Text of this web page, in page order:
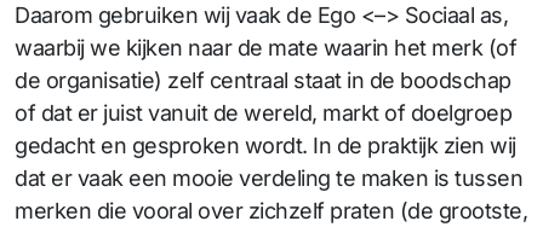
Daarom gebruiken wij vaak de Ego <–> Sociaal as,
waarbij we kijken naar de mate waarin het merk (of
de organisatie) zelf centraal staat in de boodschap
of dat er juist vanuit de wereld, markt of doelgroep
gedacht en gesproken wordt. In de praktijk zien wij
dat er vaak een mooie verdeling te maken is tussen
merken die vooral over zichzelf praten (de grootste,